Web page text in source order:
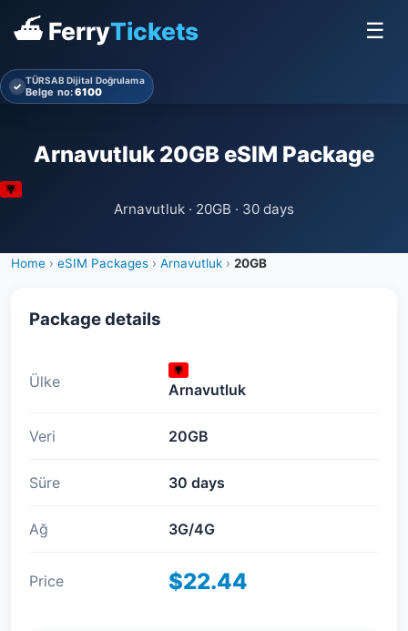
⛴ FerryTickets ☰
✓ TÜRSAB Dijital Doğrulama
Belge no:6100
Arnavutluk 20GB eSIM Package
Arnavutluk · 20GB · 30 days
Home › eSIM Packages › Arnavutluk › 20GB
Package details
Ülke Arnavutluk
Veri 20GB
Süre 30 days
Ağ 3G/4G
Price $22.44